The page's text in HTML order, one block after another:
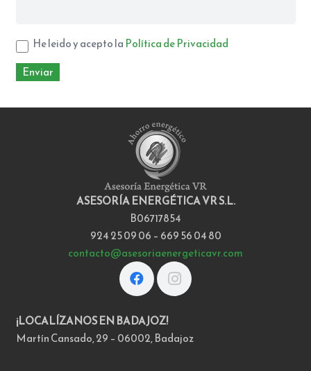
He leido y acepto la Política de Privacidad
ASESORÍA ENERGÉTICA VR S.L.
B06717854
924 25 09 06 – 669 56 04 80
contacto@asesoriaenergeticavr.com
¡LOCALÍZANOS EN BADAJOZ!
Martín Cansado, 29 – 06002, Badajoz